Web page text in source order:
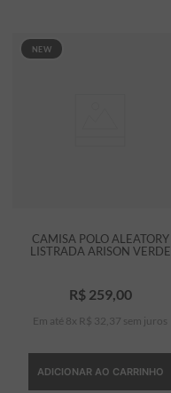
NEW
CAMISA POLO ALEATORY
LISTRADA ARISON VERDE
R$ 259, 00
Em até 8 x R$ 32 37 sem juros
ADICIONAR AO CARRINHO